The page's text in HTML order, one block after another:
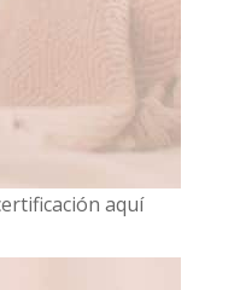
aquí